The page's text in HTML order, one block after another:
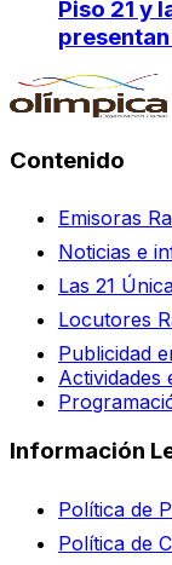
Piso 21 y
presentan
Contenido
Emisoras
Noticias e
Las 21
Locutores
Publicidad
Actividades
Información
Política de
Política de